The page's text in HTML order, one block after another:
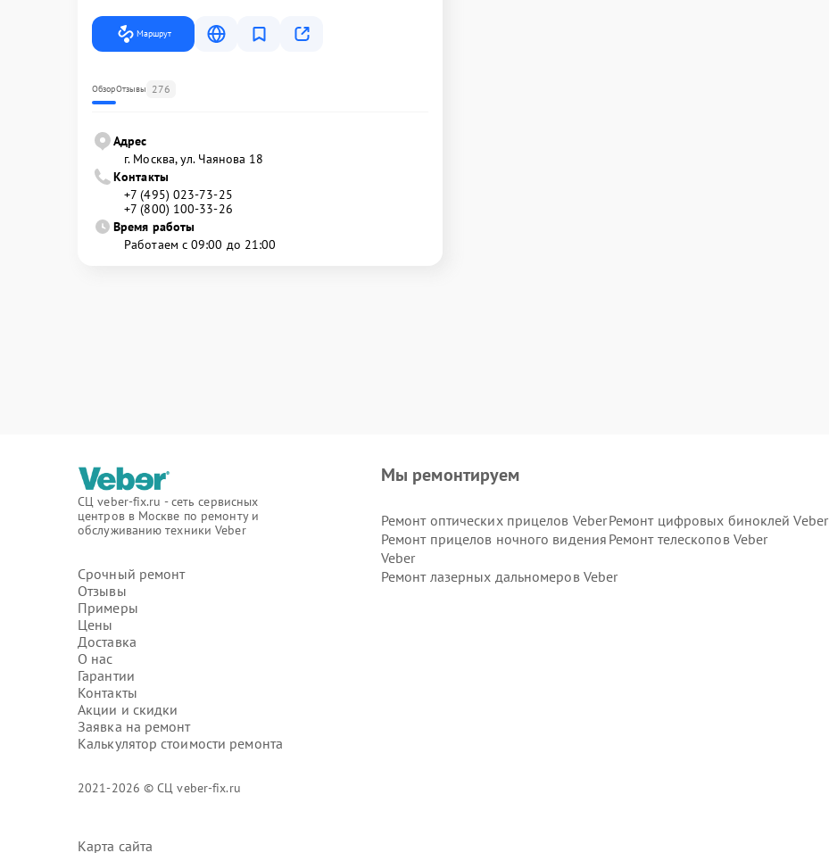
Маршрут
ОбзорОтзывы 276
Адрес
г. Москва, ул. Чаянова 18
Контакты
+7 (495) 023-73-25
+7 (800) 100-33-26
Время работы
Работаем с 09:00 до 21:00
СЦ veber-fix.ru - сеть сервисных
центров в Москве по ремонту и
обслуживанию техники Veber
Срочный ремонт
Отзывы
Примеры
Цены
Доставка
О нас
Гарантии
Контакты
Акции и скидки
Заявка на ремонт
Калькулятор стоимости ремонта
2021-2026 © СЦ veber-fix.ru
Карта сайта
Мы ремонтируем
Ремонт оптических прицелов VeberРемонт цифровых биноклей Veber
Ремонт прицелов ночного видения
Veber
Ремонт телескопов Veber
Ремонт лазерных дальномеров Veber